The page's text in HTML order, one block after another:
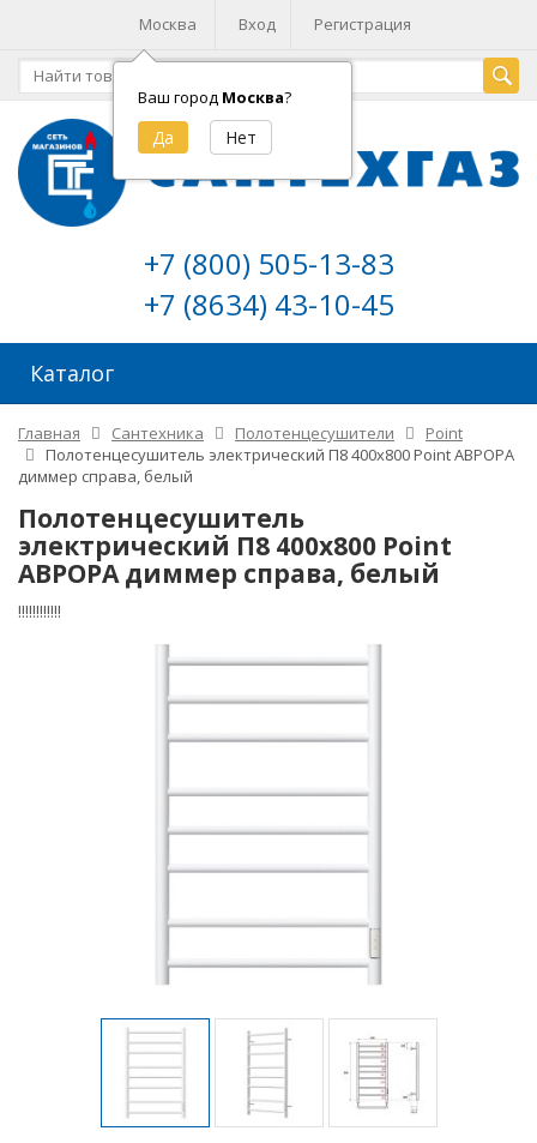
Москва
Ваш город Москва?
Вход Регистрация
+7 (800) 505-13-83
+7 (8634) 43-10-45
Каталог
Главная Сантехника Полотенцесушители
Point
Полотенцесушитель электрический П8 400х800 Point АВРОРА
диммер справа, белый
Полотенцесушитель
электрический П8 400х800 Point
АВРОРА диммер справа, белый
!!!!!!!!!!!!